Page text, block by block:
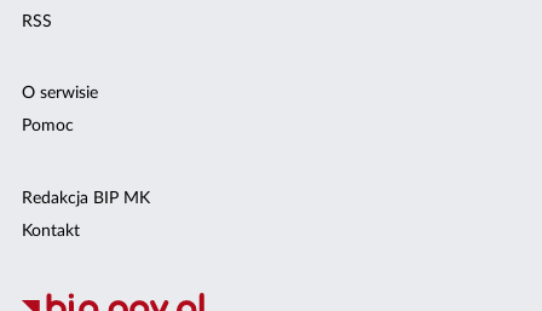
RSS
O serwisie
Pomoc
Redakcja BIP MK
Kontakt